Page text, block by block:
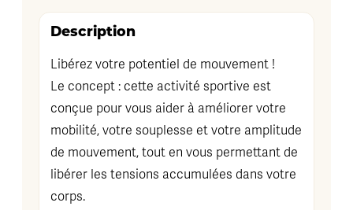
Description
Libérez votre potentiel de mouvement !
Le concept : cette activité sportive est
conçue pour vous aider à améliorer votre
mobilité, votre souplesse et votre amplitude
de mouvement, tout en vous permettant de
libérer les tensions accumulées dans votre
corps.